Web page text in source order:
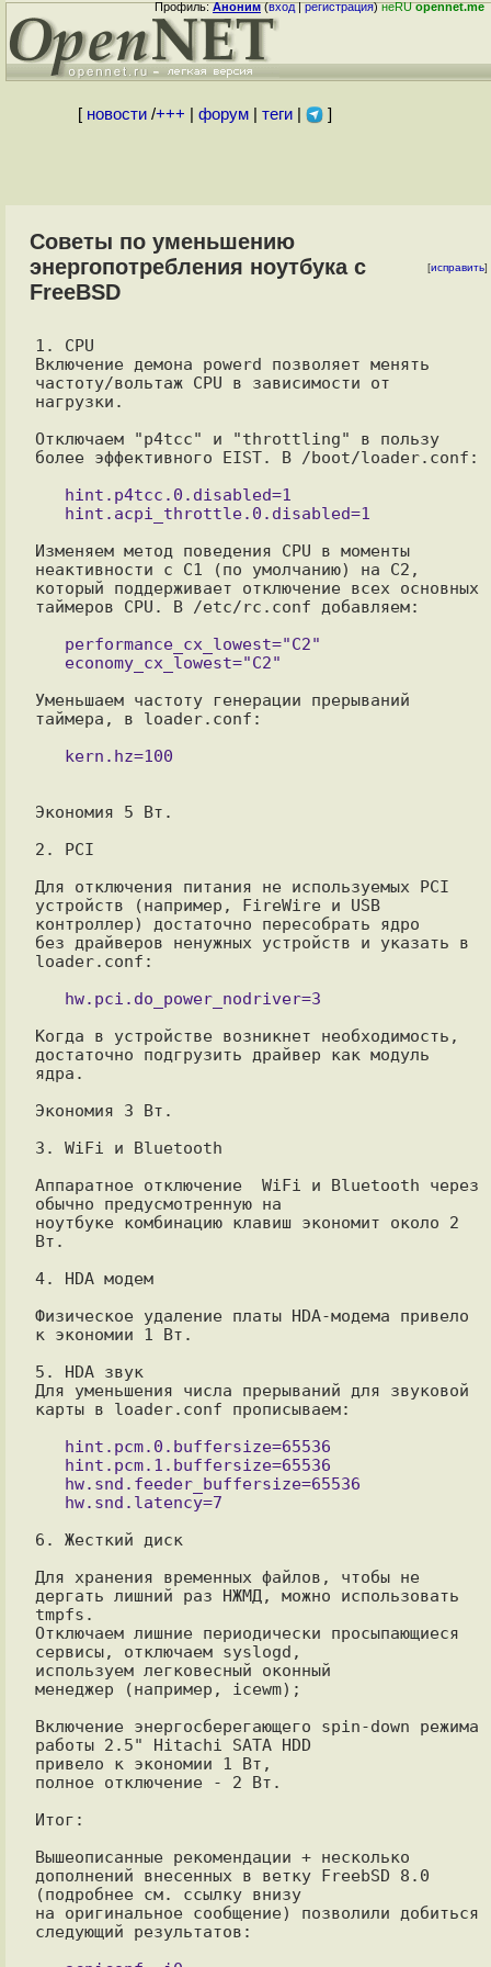
Профиль:Аноним(вход|регистрация)неRUopennet.me
[ новости/+++ форум| теги| ]
Советы по уменьшению
энергопотребления ноутбука с
FreeBSD
[исправить]
1. CPU
Включение демона powerd позволяет менять
частоту/вольтаж CPU в зависимости от
нагрузки.
Отключаем "p4tcc" и "throttling" в пользу
более эффективного EIST. В /boot/loader.conf:
Изменяем метод поведения CPU в моменты
неактивности с C1 (по умолчанию) на C2,
который поддерживает отключение всех основных
таймеров CPU. В /etc/rc.conf добавляем:
Уменьшаем частоту генерации прерываний
таймера, в loader.conf:
Экономия 5 Вт.
2. PCI
Для отключения питания не используемых PCI
устройств (например, FireWire и USB
контроллер) достаточно пересобрать ядро
без драйверов ненужных устройств и указать в
loader.conf:
Когда в устройстве возникнет необходимость,
достаточно подгрузить драйвер как модуль
ядра.
Экономия 3 Вт.
3. WiFi и Bluetooth
Аппаратное отключение  WiFi и Bluetooth через
обычно предусмотренную на
ноутбуке комбинацию клавиш экономит около 2
Вт.
4. HDA модем
Физическое удаление платы HDA-модема привело
к экономии 1 Вт.
5. HDA звук
Для уменьшения числа прерываний для звуковой
карты в loader.conf прописываем:
6. Жесткий диск
Для хранения временных файлов, чтобы не
дергать лишний раз НЖМД, можно использовать
tmpfs.
Отключаем лишние периодически просыпающиеся
сервисы, отключаем syslogd,
используем легковесный оконный
менеджер (например, icewm);
Включение энергосберегающего spin-down режима
работы 2.5" Hitachi SATA HDD
привело к экономии 1 Вт,
полное отключение - 2 Вт.
Итог:
Вышеописанные рекомендации + несколько
дополнений внесенных в ветку FreebSD 8.0
(подробнее см. ссылку внизу
на оригинальное сообщение) позволили добиться
следующий результатов: